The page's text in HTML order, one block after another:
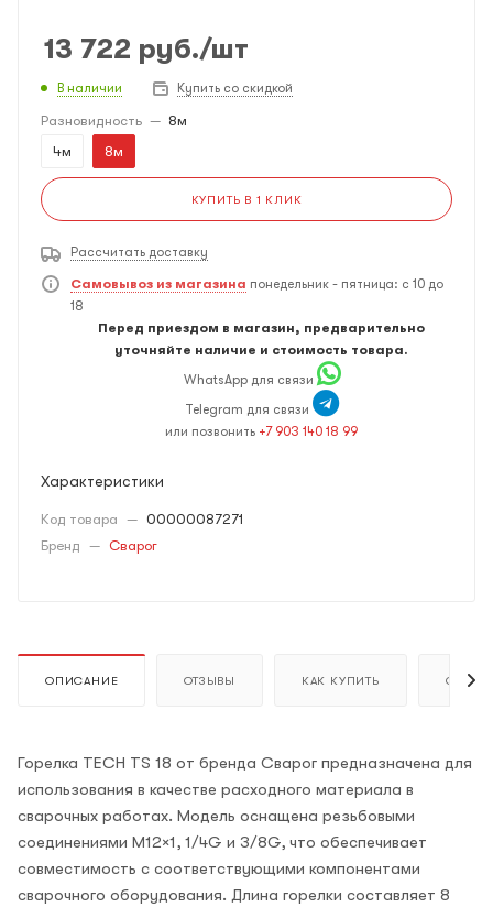
13 722 руб./шт
В наличии Купить со скидкой
Разновидность — 8м
4м
8м
КУПИТЬ В 1 КЛИК
Рассчитать доставку
Самовывоз из магазина понедельник - пятница: с 10 до
18
Перед приездом в магазин, предварительно
уточняйте наличие и стоимость товара.
WhatsApp для связи
Telegram для связи
или позвонить +7 903 140 18 99
Характеристики
Код товара — 00000087271
Бренд — Сварог
ОПИСАНИЕ ОТЗЫВЫ КАК КУПИТЬ ОПЛАТА
Горелка TECH TS 18 от бренда Сварог предназначена для
использования в качестве расходного материала в
сварочных работах. Модель оснащена резьбовыми
соединениями M12×1, 1/4G и 3/8G, что обеспечивает
совместимость с соответствующими компонентами
сварочного оборудования. Длина горелки составляет 8